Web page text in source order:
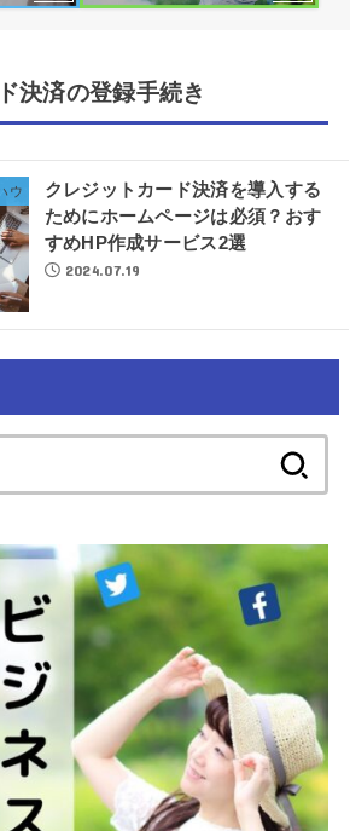
決済の登録手続き
ウ
クレジットカード決済を導入する
ためにホームページは必須？おす
すめHP作成サービス2選
2024.07.19
索: